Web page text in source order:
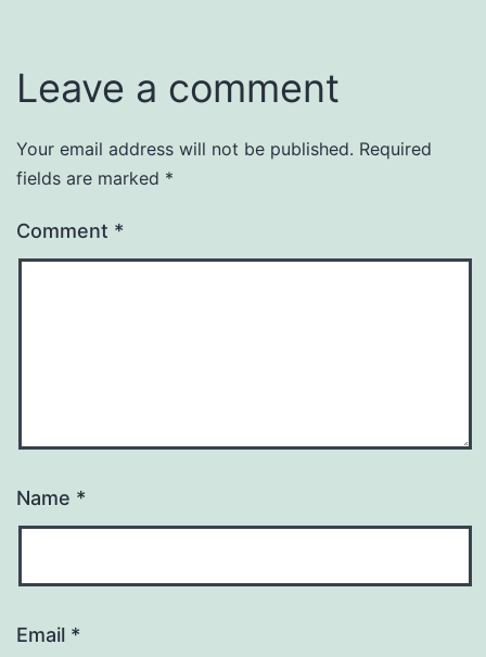
Leave a comment
Your email address will not be published. Required
fields are marked *
Comment *
Name *
Email *